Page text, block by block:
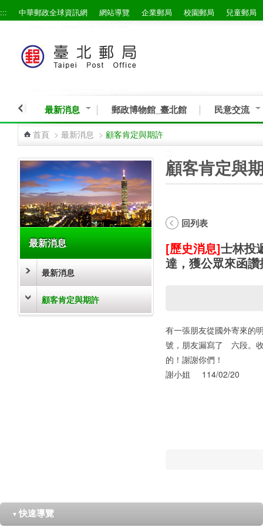
跳到主要內容區塊
::: 中華郵政全球資訊網 網站導覽 企業郵局 校園郵局 兒童郵局
最新消息 郵政博物館_臺北館 民意交流
首頁 > 最新消息 > 顧客肯定與期許
最新消息
最新消息
顧客肯定與期許
顧客肯定與
回列表
[歷史消息]士林投
達，獲公眾來函讚
有一張朋友從國外寄來的
號，朋友漏寫了 六段。
的！謝謝你們！
謝小姐 114/02/20
▼ 快速導覽